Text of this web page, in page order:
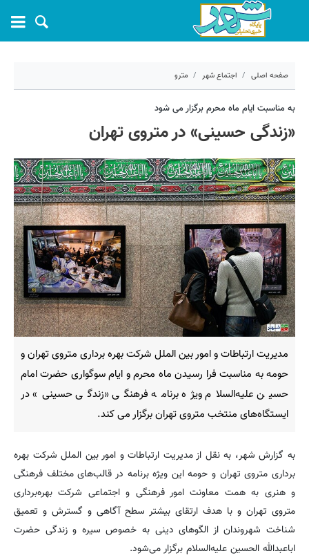
صفحه اصلی اجتماع شهر مترو
کد مطلب: 3843
به مناسبت ایام ماه محرم برگزار می شود
«زندگی حسینی» در متروی تهران
مدیریت ارتباطات و امور بین الملل شرکت بهره برداری متروی تهران و
حومه به مناسبت فرا رسیدن ماه محرم و ایام سوگواری حضرت امام
حسین علیه‌السلام ویژه برنامه فرهنگی «زندگی حسینی» در
ایستگاه‌های منتخب متروی تهران برگزار می کند.
به گزارش شهر، به نقل از مدیریت ارتباطات و امور بین الملل شرکت بهره
برداری متروی تهران و حومه این ویژه برنامه در قالب‌های مختلف فرهنگی
و هنری به همت معاونت امور فرهنگی و اجتماعی شرکت بهره‌برداری
متروی تهران و با هدف ارتقای بیشتر سطح آگاهی و گسترش و تعمیق
شناخت شهروندان از الگوهای دینی به خصوص سیره و زندگی حضرت
اباعبدالله الحسین علیه‌السلام برگزار می‌شود.